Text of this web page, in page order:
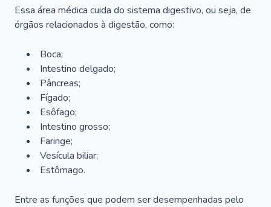
Essa área médica cuida do sistema digestivo, ou seja, de
órgãos relacionados à digestão, como:
Boca;
Intestino delgado;
Pâncreas;
Fígado;
Esôfago;
Intestino grosso;
Faringe;
Vesícula biliar;
Estômago.
Entre as funções que podem ser desempenhadas pelo